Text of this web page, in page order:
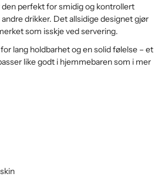
perfekt for smidig og kontrollert
drikker. Det allsidige designet gjør
som isskje ved servering.
lang holdbarhet og en solid følelse – et
like godt i hjemmebaren som i mer